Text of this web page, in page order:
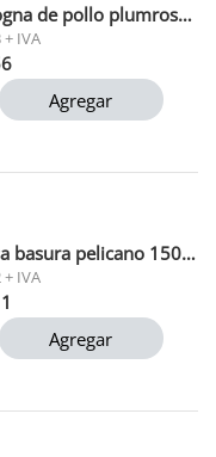
Bologna de pollo plumrose 500 g
+ IVA
Agregar
Bolsa basura pelicano 150 ltr
+ IVA
Agregar